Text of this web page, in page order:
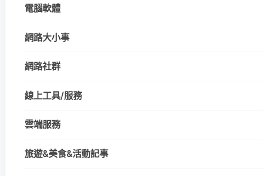
電腦軟體
網路大小事
網路社群
線上工具/服務
雲端服務
旅遊&美食&活動記事